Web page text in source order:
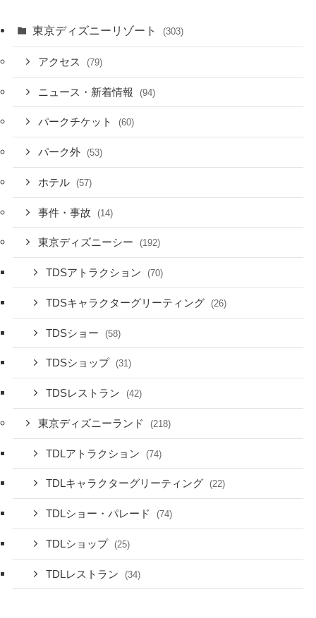
東京ディズニーリゾート (303)
アクセス (79)
ニュース・新着情報 (94)
パークチケット (60)
パーク外 (53)
ホテル (57)
事件・事故 (14)
東京ディズニーシー (192)
TDSアトラクション (70)
TDSキャラクターグリーティング (26)
TDSショー (58)
TDSショップ (31)
TDSレストラン (42)
東京ディズニーランド (218)
TDLアトラクション (74)
TDLキャラクターグリーティング (22)
TDLショー・パレード (74)
TDLショップ (25)
TDLレストラン (34)